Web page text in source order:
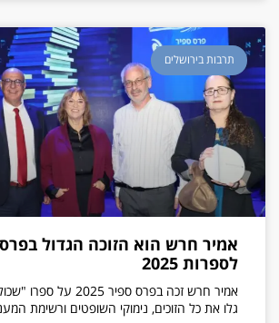
תרבות בירושלים
אמיר חרש הוא הזוכה הגדול
לספרות 2025
אמיר חרש זכה בפרס ספיר
גלו את כל הזוכים, נימוקי השופטים ורשימת